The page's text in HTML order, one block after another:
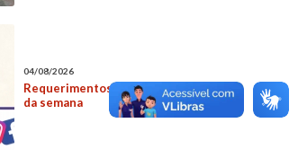
04/08/2026
Requerimentos
da semana